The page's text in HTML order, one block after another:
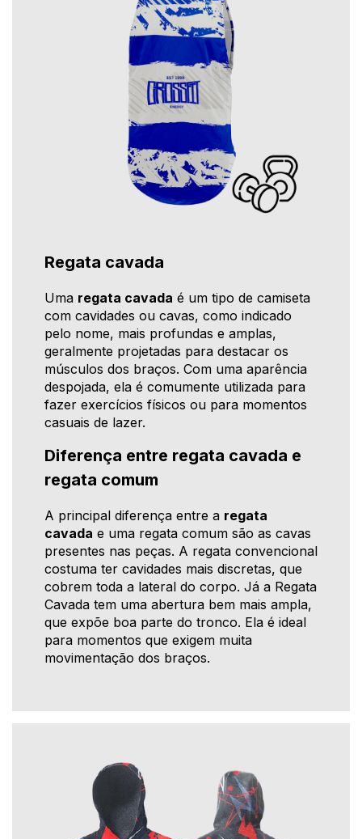
Regata cavada
Uma regata cavada é um tipo de camiseta
com cavidades ou cavas, como indicado
pelo nome, mais profundas e amplas,
geralmente projetadas para destacar os
músculos dos braços. Com uma aparência
despojada, ela é comumente utilizada para
fazer exercícios físicos ou para momentos
casuais de lazer.
Diferença entre regata cavada e
regata comum
A principal diferença entre a regata
cavada e uma regata comum são as cavas
presentes nas peças. A regata convencional
costuma ter cavidades mais discretas, que
cobrem toda a lateral do corpo. Já a Regata
Cavada tem uma abertura bem mais ampla,
que expõe boa parte do tronco. Ela é ideal
para momentos que exigem muita
movimentação dos braços.